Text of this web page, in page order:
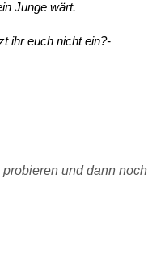
Junge wärt.
ihr euch nicht ein?-
und dann